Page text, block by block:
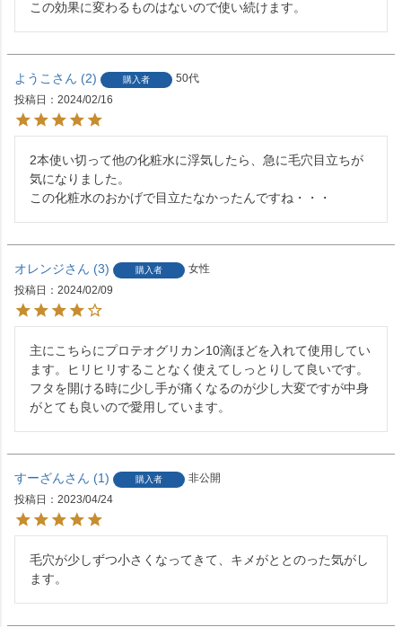
この効果に変わるものはないので使い続けます。
ようこ 2 購入者
50代
投稿日
2024/02/16
2本使い切って他の化粧水に浮気したら、急に毛穴目立ちが
気になりました。
この化粧水のおかげで目立たなかったんですね・・・
オレンジ 3 購入者
女性
投稿日
2024/02/09
主にこちらにプロテオグリカン10滴ほどを入れて使用してい
ます。ヒリヒリすることなく使えてしっとりして良いです。
フタを開ける時に少し手が痛くなるのが少し大変ですが中身
がとても良いので愛用しています。
すーざん 1 購入者
非公開
投稿日
2023/04/24
毛穴が少しずつ小さくなってきて、キメがととのった気がし
ます。